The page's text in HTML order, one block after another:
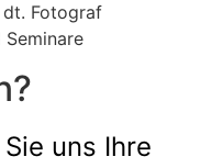
Fotograf
uns Ihre